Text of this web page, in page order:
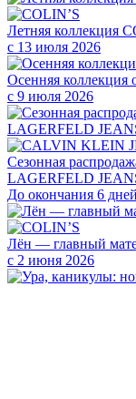
Летняя коллекция
с 13 июля 2026
Осенняя
с 9 июля 2026
Сезонная
LAGERFELD
До окончания 6 дней
Лён — главный
с 2 июня 2026